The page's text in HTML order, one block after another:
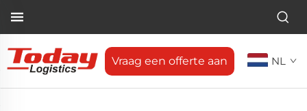
Vraag een offerte aan NL